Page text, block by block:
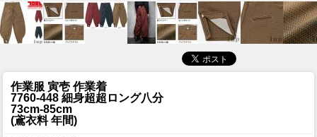
作業服 寅壱 作業着
7760-448 細身超超ロング八分
73cm-85cm
(鳶衣料 年間)